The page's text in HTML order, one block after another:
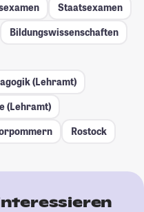
Staatsexamen
Bildungswissenschaften
(Lehramt)
(Lehramt)
Rostock